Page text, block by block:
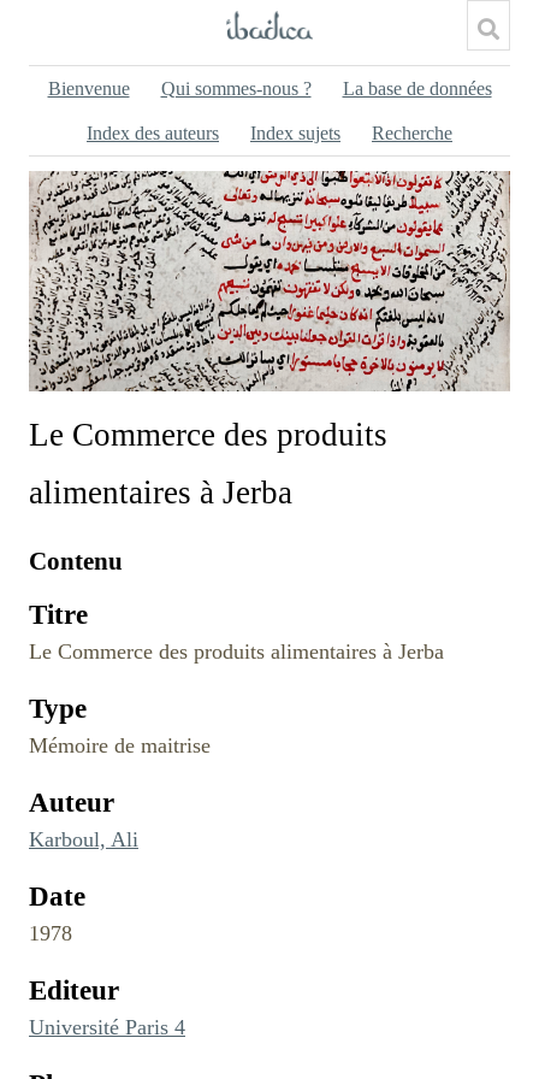
Bienvenue Qui sommes-nous ? La base de données
Index des auteurs Index sujets Recherche
Le Commerce des produits
alimentaires à Jerba
Contenu
Titre
Le Commerce des produits alimentaires à Jerba
Type
Mémoire de maitrise
Auteur
Karboul, Ali
Date
1978
Editeur
Université Paris 4